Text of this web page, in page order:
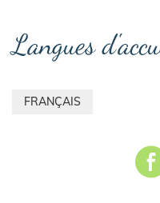
Langues
FRANÇAIS